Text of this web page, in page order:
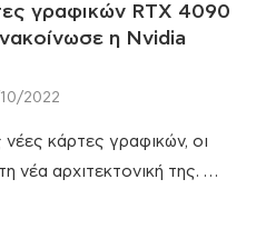
γραφικών RTX 4090
η Nvidia
2022
κάρτες γραφικών, οι
νέα αρχιτεκτονική της. …